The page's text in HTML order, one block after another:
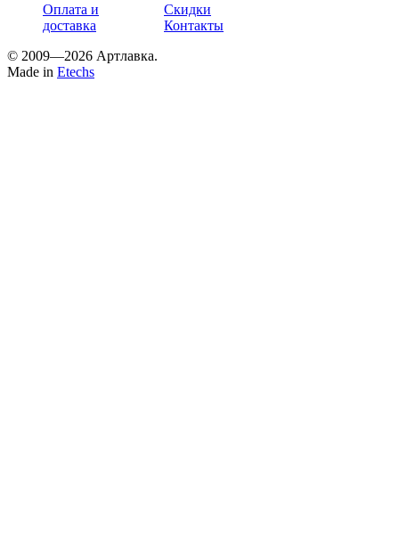
Оплата и
доставка
Скидки
Контакты
© 2009—2026 Артлавка.
Made in Etechs